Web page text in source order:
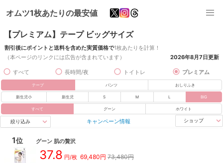
オムツ1枚あたりの最安値
【プレミアム】テープ ビッグサイズ
割引後にポイントと送料を含めた実質価格で1枚あたりを計算！
（本ページのリンクには広告が含まれています）
2026年8月7日更新
すべて 長時間/夜 トイトレ プレミアム
テープ パンツ おしりふき
新生児小 新生児 S M L BIG
すべて グーン ホワイト
絞り込み キャンペーン情報 ショップ
1位 グーン 肌の贅沢
37.8 円/枚 69,480円 73,480円